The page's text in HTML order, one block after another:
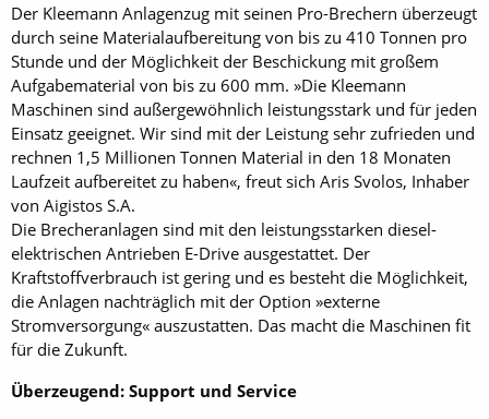
Der Kleemann Anlagenzug mit seinen Pro-Brechern überzeugt
durch seine Materialaufbereitung von bis zu 410 Tonnen pro
Stunde und der Möglichkeit der Beschickung mit großem
Aufgabematerial von bis zu 600 mm. »Die Kleemann
Maschinen sind außergewöhnlich leistungsstark und für jeden
Einsatz geeignet. Wir sind mit der Leistung sehr zufrieden und
rechnen 1,5 Millionen Tonnen Material in den 18 Monaten
Laufzeit aufbereitet zu haben«, freut sich Aris Svolos, Inhaber
von Aigistos S.A.
Die Brecheranlagen sind mit den leistungsstarken diesel-
elektrischen Antrieben E-Drive ausgestattet. Der
Kraftstoffverbrauch ist gering und es besteht die Möglichkeit,
die Anlagen nachträglich mit der Option »externe
Stromversorgung« auszustatten. Das macht die Maschinen fit
für die Zukunft.
Überzeugend: Support und Service